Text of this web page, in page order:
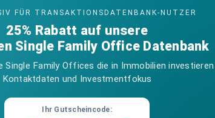
FÜR TRANSAKTIONSDATENBANK-NUTZER
25% Rabatt auf unsere
Single Family Office Datenbank
Single Family Offices die in Immobilien
Kontaktdaten und Investmentfokus
Ihr Gutscheincode: